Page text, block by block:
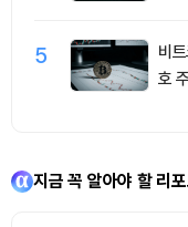
5
비
호
지금 꼭 알아야 할 리